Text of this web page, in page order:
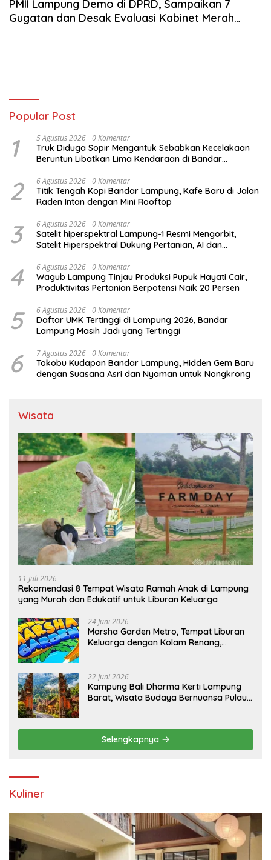
PMII Lampung Demo di DPRD, Sampaikan 7
Gugatan dan Desak Evaluasi Kabinet Merah
Popular Post
1 5 Agustus 2026 0 Komentar
Truk Diduga Sopir Mengantuk Sebabkan Kecelakaan
Beruntun Libatkan Lima Kendaraan di Bandar
2 6 Agustus 2026 0 Komentar
Titik Tengah Kopi Bandar Lampung, Kafe Baru di Jalan
Raden Intan dengan Mini Rooftop
3 6 Agustus 2026 0 Komentar
Satelit hiperspektral Lampung-1 Resmi Mengorbit,
Satelit Hiperspektral Dukung Pertanian, AI dan
4 6 Agustus 2026 0 Komentar
Wagub Lampung Tinjau Produksi Pupuk Hayati Cair,
Produktivitas Pertanian Berpotensi Naik 20 Persen
5 6 Agustus 2026 0 Komentar
Daftar UMK Tertinggi di Lampung 2026, Bandar
Lampung Masih Jadi yang Tertinggi
6 7 Agustus 2026 0 Komentar
Tokobu Kudapan Bandar Lampung, Hidden Gem Baru
dengan Suasana Asri dan Nyaman untuk Nongkrong
Wisata
11 Juli 2026
Rekomendasi 8 Tempat Wisata Ramah Anak di Lampung
yang Murah dan Edukatif untuk Liburan Keluarga
24 Juni 2026
Marsha Garden Metro, Tempat Liburan
Keluarga dengan Kolam Renang,
22 Juni 2026
Kampung Bali Dharma Kerti Lampung
Barat, Wisata Budaya Bernuansa Pulau
Selengkapnya
Kuliner